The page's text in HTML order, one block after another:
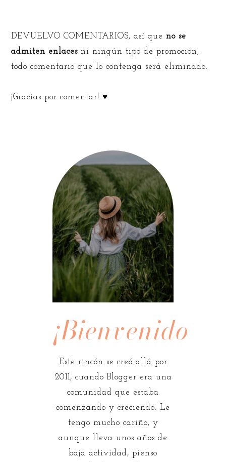
DEVUELVO COMENTARIOS, así queno se
admiten enlaces ni ningún tipo de promoción,
todo comentario que lo contenga será eliminado.
¡Gracias por comentar! ♥
¡Bienvenidos!
Este rincón se creó allá por
2011, cuando Blogger era una
comunidad que estaba
comenzando y creciendo. Le
tengo mucho cariño, y
aunque lleva unos años de
baja actividad, pienso